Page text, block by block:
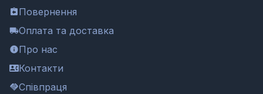
Повернення
Оплата та доставка
Про нас
Контакти
Співпраця